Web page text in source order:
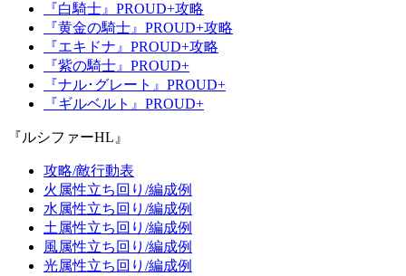
『白騎士』PROUD+攻略
『黄金の騎士』PROUD+攻略
『エキドナ』PROUD+攻略
『紫の騎士』PROUD+
『ナル･グレート』PROUD+
『ギルベルト』PROUD+
『ルシファーHL』
攻略/敵行動表
火属性立ち回り/編成例
水属性立ち回り/編成例
土属性立ち回り/編成例
風属性立ち回り/編成例
光属性立ち回り/編成例